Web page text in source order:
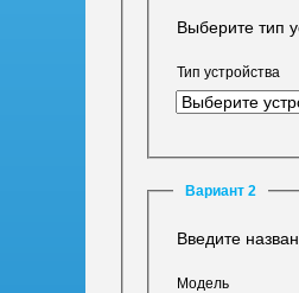
Выберите тип
Тип устройства
Вариант 2
Введите
Модель